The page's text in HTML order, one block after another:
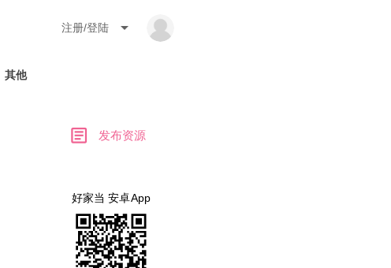
注册/登陆 arrow_drop_down
其他
article 发布资源
好家当 安卓App